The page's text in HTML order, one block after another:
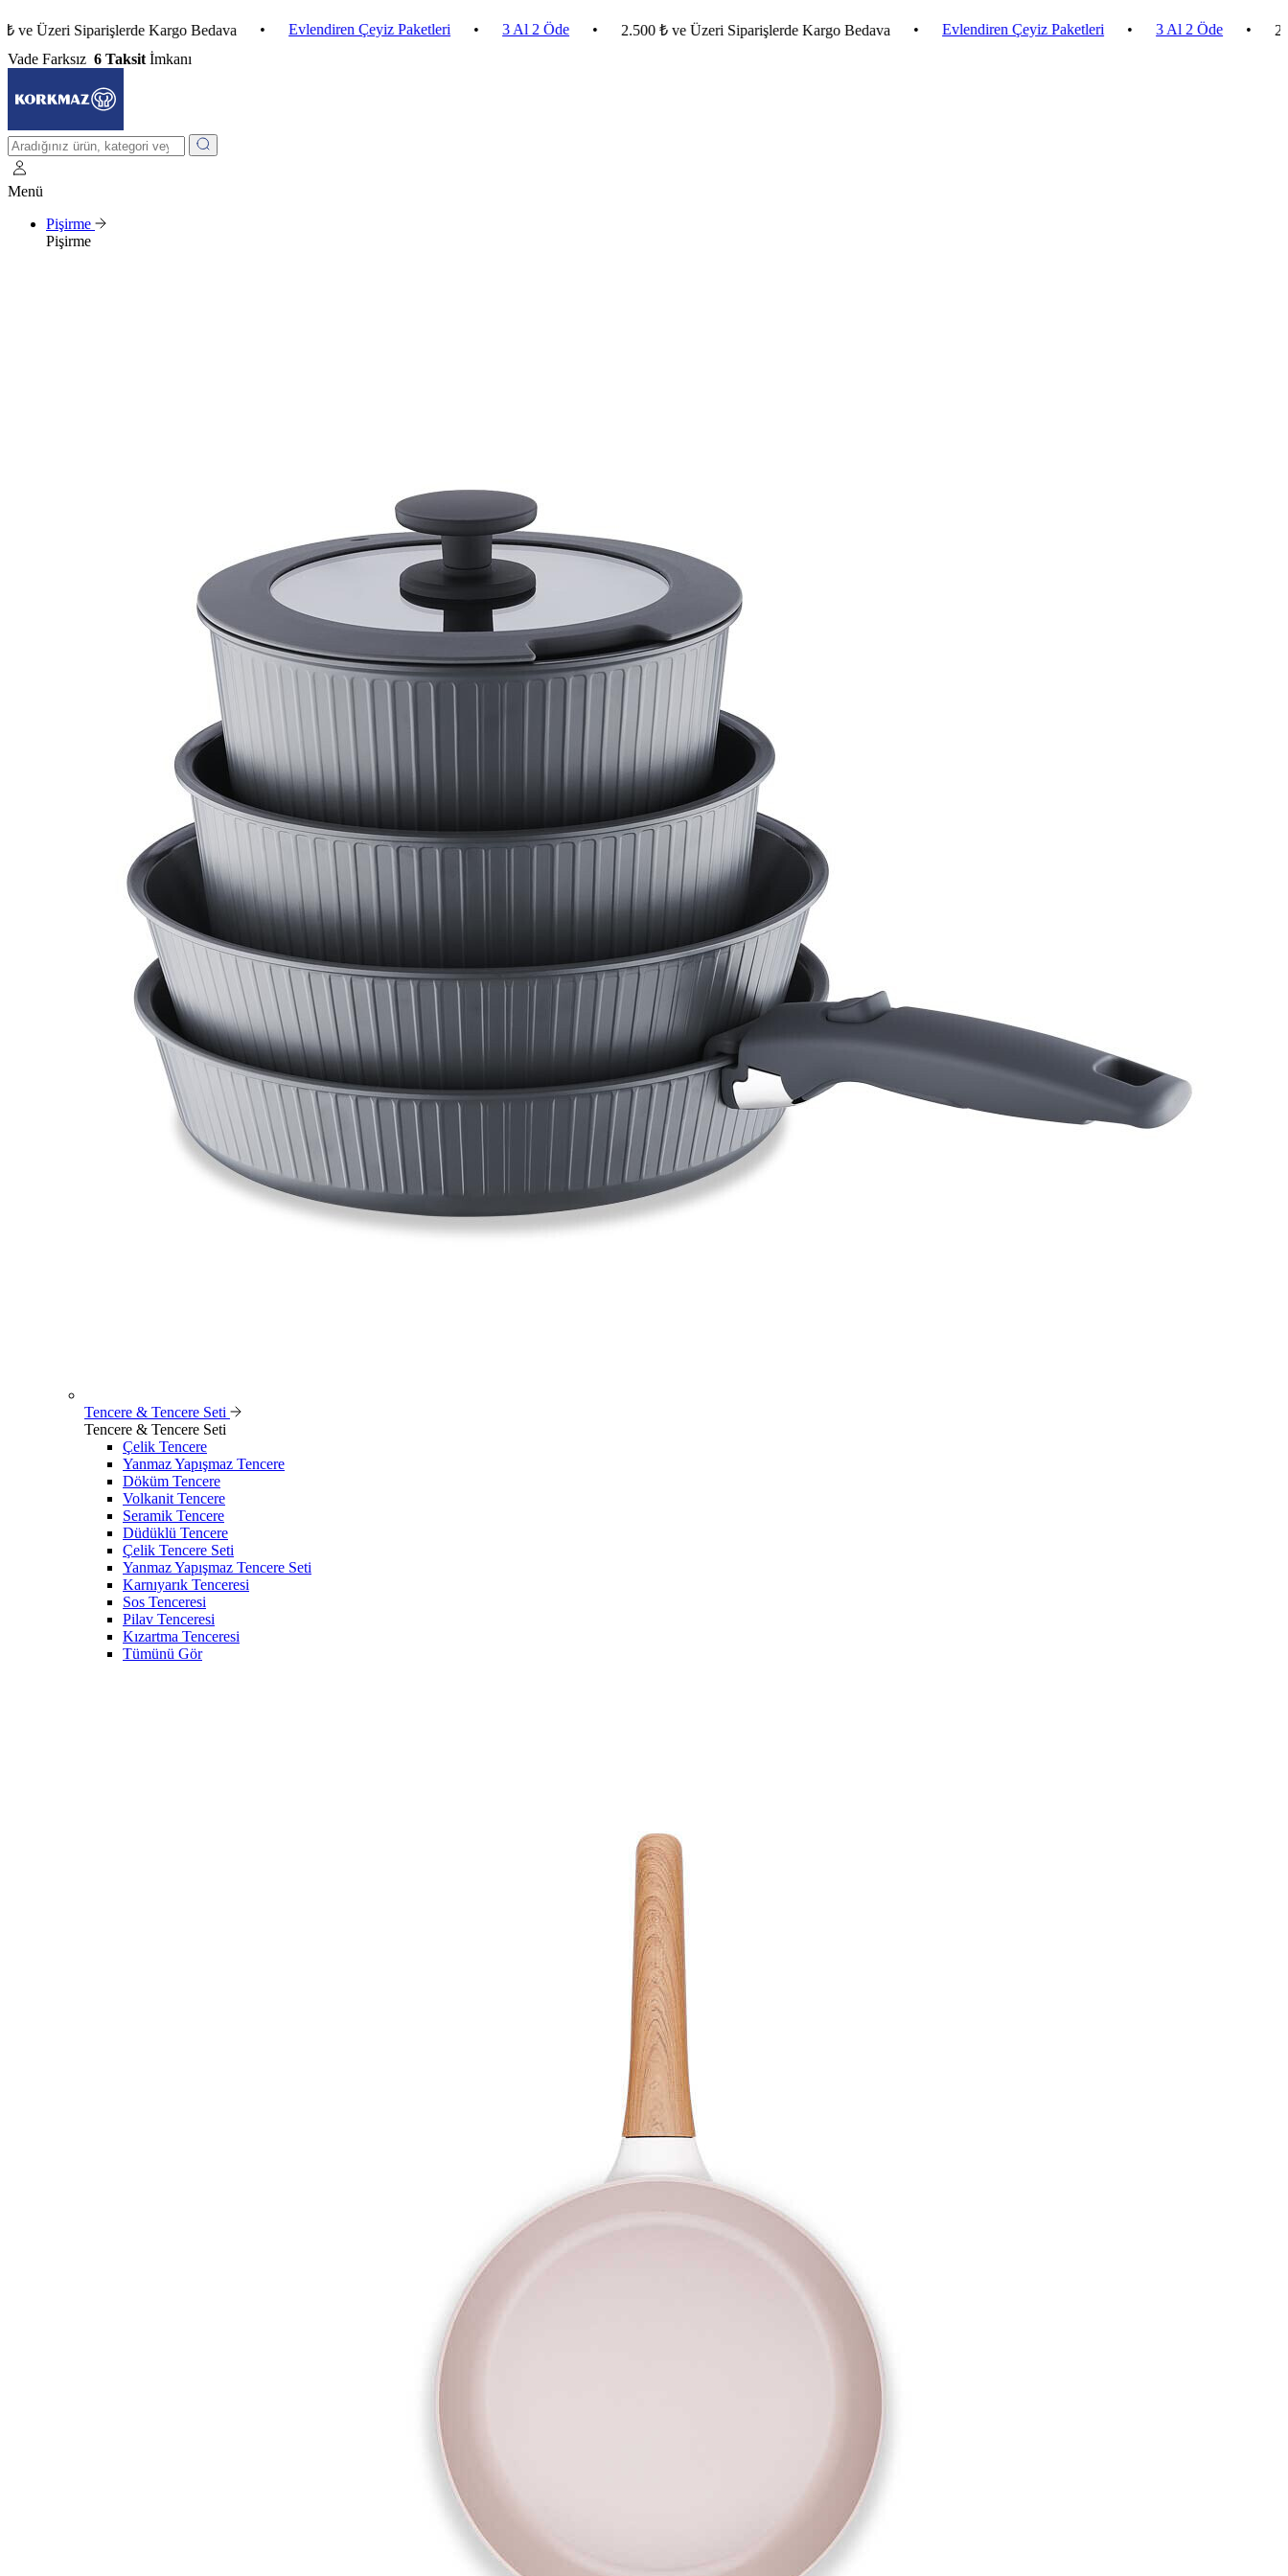
Siparişlerde Kargo Bedava • Evlendiren Çeyiz Paketleri • 3 Al 2 Öde • 2.500 ₺ ve Üzeri Siparişlerde Kargo Bedava • Evlendiren Çeyiz Paketleri • 3 Al 2 Öde •
2.500
Vade Farksız 6 Taksit İmkanı
Menü
Pişirme
Pişirme
Tencere & Tencere Seti
Tencere & Tencere Seti
Çelik Tencere
Yanmaz Yapışmaz Tencere
Döküm Tencere
Volkanit Tencere
Seramik Tencere
Düdüklü Tencere
Çelik Tencere Seti
Yanmaz Yapışmaz Tencere Seti
Karnıyarık Tenceresi
Sos Tenceresi
Pilav Tenceresi
Kızartma Tenceresi
Tümünü Gör